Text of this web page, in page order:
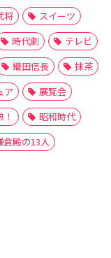
将
スイーツ
時代劇
テレビ
織田信長
抹茶
ア
展覧会
昭和時代
倉殿の13人